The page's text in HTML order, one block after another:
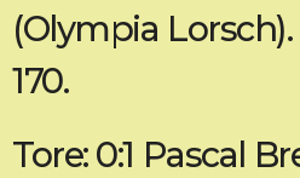
(Olympia
170.
Tore: 0:1 Pascal